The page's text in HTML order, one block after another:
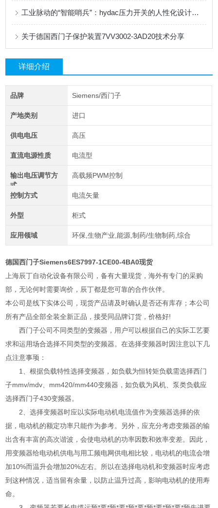
工业脉动的“智能哨兵”：hydac压力开关的人性化设计哲学
关于德国西门子保护装置7VV3002-3AD20技术分享
详细介绍
品牌 Siemens/西门子
产地类别 进口
供电电压 高压
直流电源性质 电流型
输出电压调节方
式
高载频PWM控制
控制方式 电流矢量
外型 柜式
应用领域 环保,生物产业,能源,制药/生物制药,综合
德国西门子Siemens6ES7997-1CE00-4BA0现货
上海辰丁自动化设备有限公司，备有大量现货，海外有专门的采购
部，无论何时需要询价，辰丁都是您可靠的合作伙伴。
本公司是线下实体公司，现货产品请及时确认是否还有库存；本公司
所有产品全部全装全新正品，接受同品牌订货，价格好!
西门子公司不同类型的变频器，用户可以根据自己的实际工艺要
求和运用场合选择不同类型的变频器。在选择变频器时因注意以下几
点注意事顼：
1、根据负载特性选择变频器，如负载为恒转矩负载需选择西门
子mmv/mdv、mm420/mm440变频器，如负载为风机、泵类负载应
选择西门子430变频器。
2、选择变频器时应以实际电动机电流值作为变频器选择的依
据，电动机的额定功率只能作为参考。另外，应充分考虑变频器的输
出含有丰富的高次谐波，会使电动机的功率因数和效率变差。因此，
用变频器给电动机供电与用工频电网供电相比较，电动机的电流会增
加10%而温升会增加20%左右。所以在选择电动机和变频器时应考虑
到这种情况，适当留有余量，以防止温升过高，影响电动机的使用寿
命。